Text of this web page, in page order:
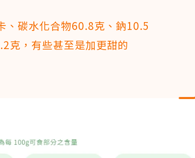
、碳水化合物60.8克、鈉10.5
克，有些甚至是加更甜的